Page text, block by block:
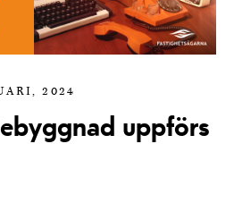
2024
uppförs